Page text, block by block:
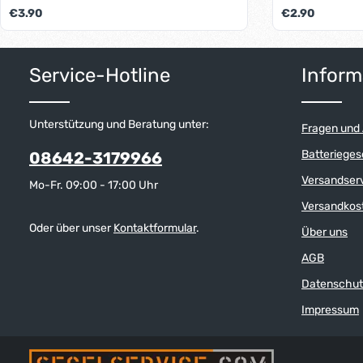
hergestellt. Die lieferbaren
Farben/Buchstaben finden Sie in dem
Auswahlfenster.
Regulärer Preis:
€3.90 Regulärer Preis:
€2.90
Service-Hotline
Unterstützung und Beratung unter:
08642-3179966
Mo-Fr. 09:00 - 17:00 Uhr
Oder über unserKontaktformular.
Fragen
Über uns
AGB
Impressum